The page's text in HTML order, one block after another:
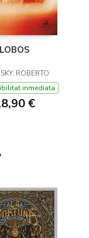
LOBOS
ROBERTO
inmediata
€